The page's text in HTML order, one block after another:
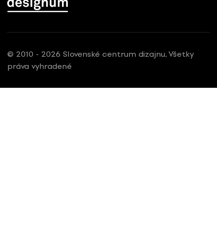
© 2010 - 2026 Slovenské centrum dizajnu, Všetky
práva vyhradené